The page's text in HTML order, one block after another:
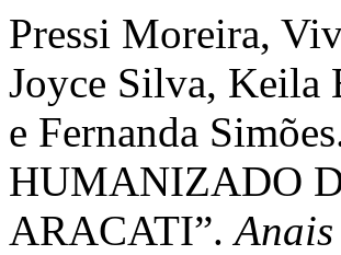
Pressi Moreira,
Joyce Silva, Keila
e Fernanda
HUMANIZADO
ARACATI”.